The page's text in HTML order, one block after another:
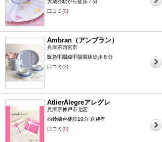
大蔵谷駅から徒歩７分
口コミ(0)
Ambran（アンブラン）
兵庫県西宮市
阪急甲陽線甲陽園駅徒歩８分
口コミ(3)
AtlierAlegreアレグレ
兵庫県神戸市北区
西鈴蘭台徒歩10分 送迎有
口コミ(0)